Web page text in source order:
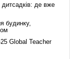
дитсадків: де вже
будинку,
Global Teacher